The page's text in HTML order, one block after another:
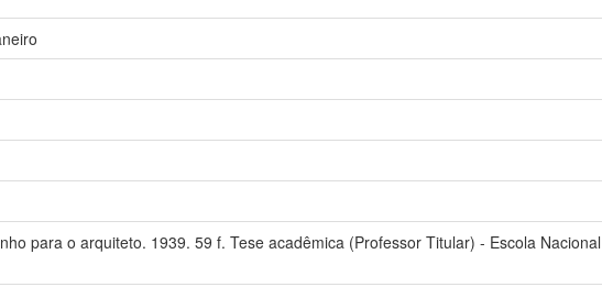
para o arquiteto. 1939. 59 f. Tese acadêmica (Professor Titular) - Escola